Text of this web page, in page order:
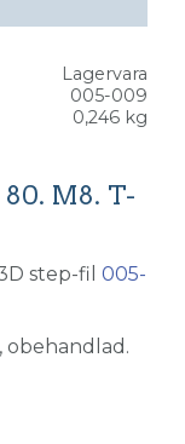
Lagervara
005-009
0,246 kg
M8. T-
step-fil005-
obehandlad.